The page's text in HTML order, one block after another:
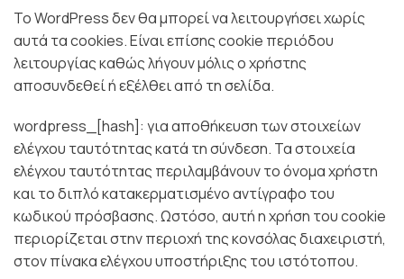
Το WordPress δεν θα μπορεί να λειτουργήσει χωρίς
αυτά τα cookies. Είναι επίσης cookie περιόδου
λειτουργίας καθώς λήγουν μόλις ο χρήστης
αποσυνδεθεί ή εξέλθει από τη σελίδα.
wordpress_[hash]: για αποθήκευση των στοιχείων
ελέγχου ταυτότητας κατά τη σύνδεση. Τα στοιχεία
ελέγχου ταυτότητας περιλαμβάνουν το όνομα χρήστη
και το διπλό κατακερματισμένο αντίγραφο του
κωδικού πρόσβασης. Ωστόσο, αυτή η χρήση του cookie
περιορίζεται στην περιοχή της κονσόλας διαχειριστή,
στον πίνακα ελέγχου υποστήριξης του ιστότοπου.